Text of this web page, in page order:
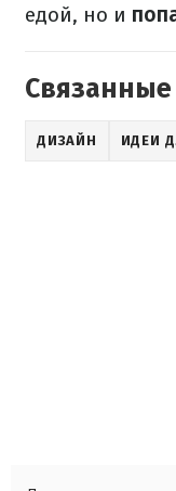
едой, но и
ДИЗАЙН ИДЕИ